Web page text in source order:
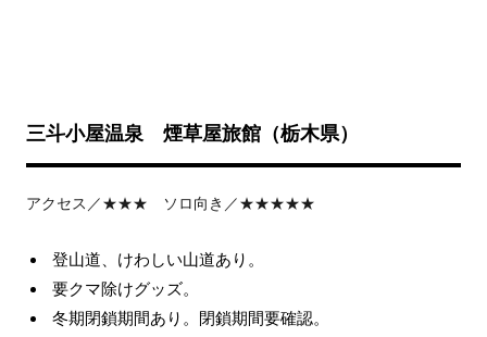
三斗小屋温泉 煙草屋旅館（栃木県）
アクセス／★★★ ソロ向き／★★★★★
登山道、けわしい山道あり。
要クマ除けグッズ。
冬期閉鎖期間あり。閉鎖期間要確認。